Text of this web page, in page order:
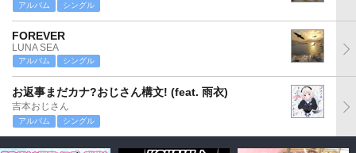
アルバム シングル
FOREVER
LUNA SEA
アルバム シングル
お返事まだカナ?おじさん構文! (feat. 雨衣)
吉本おじさん
アルバム シングル